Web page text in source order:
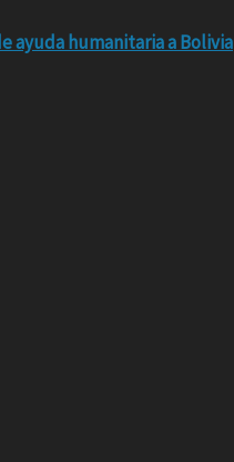
ayuda humanitaria a Bolivia